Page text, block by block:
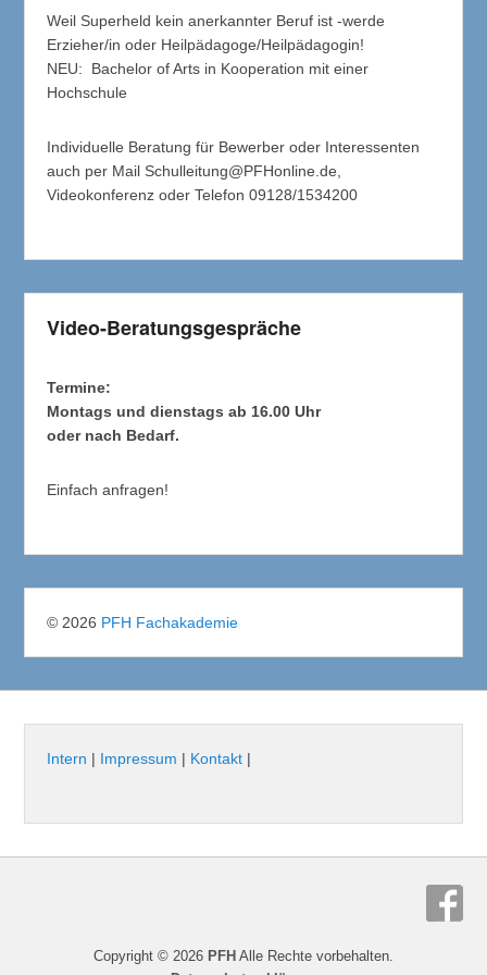
Weil Superheld kein anerkannter Beruf ist -werde
Erzieher/in oder Heilpädagoge/Heilpädagogin!
NEU: Bachelor of Arts in Kooperation mit einer
Hochschule
Individuelle Beratung für Bewerber oder Interessenten
auch per Mail Schulleitung@PFHonline.de,
Videokonferenz oder Telefon 09128/1534200
Video-Beratungsgespräche
Termine:
Montags und dienstags ab 16.00 Uhr
oder nach Bedarf.
Einfach anfragen!
© 2026 PFH Fachakademie
Intern | Impressum | Kontakt |
Copyright © 2026 PFH Alle Rechte vorbehalten.